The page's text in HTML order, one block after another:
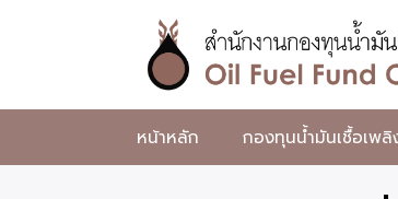
หลัก
สำนักงาน
กองทุน
หน้าหลัก กองทุนน้ำมันเชื้อเพลิ